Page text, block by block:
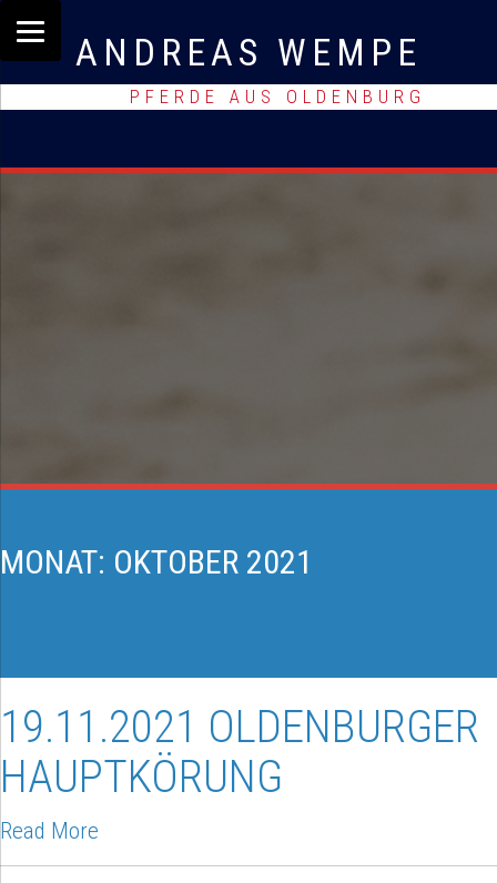
ANDREAS WEMPE
PFERDE AUS OLDENBURG
MONAT: OKTOBER 2021
19.11.2021 OLDENBURGER
HAUPTKÖRUNG
Read More